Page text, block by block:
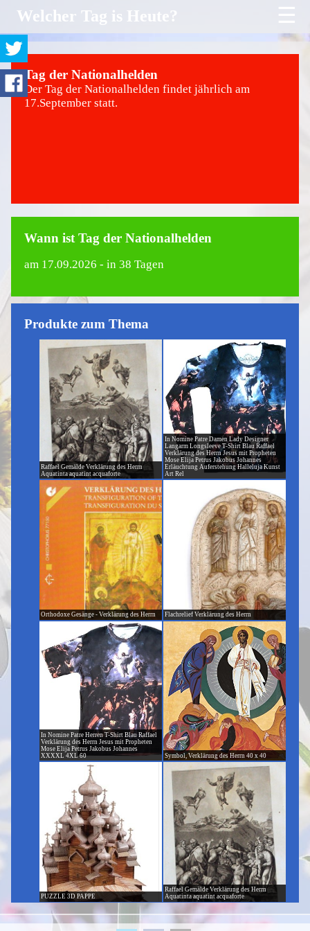
Welcher Tag is Heute? ☰
Tag der Nationalhelden
Der Tag der Nationalhelden findet jährlich am
17.September statt.
Wann ist Tag der Nationalhelden
am 17.09.2026 - in 38 Tagen
Produkte zum Thema
Raffael Gemälde Verklärung des Herrn
Aquatinta aquatint acquaforte
In Nomine Patre Damen Lady Designer
Langarm Longsleeve T-Shirt Blau Raffael
Verklärung des Herrn Jesus mit Propheten
Mose Elija Petrus Jakobus Johannes
Erläuchtung Auferstehung Halleluja Kunst
Art Rel
Orthodoxe Gesänge - Verklärung des Herrn Flachrelief Verklärung des Herrn
In Nomine Patre Herren T-Shirt Blau Raffael
Verklärung des Herrn Jesus mit Propheten
Mose Elija Petrus Jakobus Johannes
XXXXL 4XL 60
Symbol, Verklärung des Herrn 40 x 40
PUZZLE 3D PAPPE
Raffael Gemälde Verklärung des Herrn
Aquatinta aquatint acquaforte